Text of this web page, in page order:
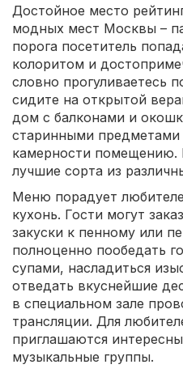
Достойное место
модных мест Москвы –
порога посетитель
колоритом и
словно прогуливаетесь
сидите на открытой
дом с балконами и
старинными предметами
камерности помещению.
лучшие сорта из
Меню порадует
кухонь. Гости могут
закуски к пенному или
полноценно пообедать
супами, насладиться
отведать вкуснейшие
в специальном зале
трансляции. Для
приглашаются
музыкальные группы.